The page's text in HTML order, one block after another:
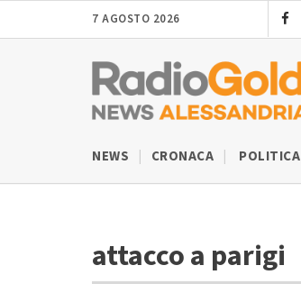
7 AGOSTO 2026
NEWS CRONACA POLITICA
attacco a parigi